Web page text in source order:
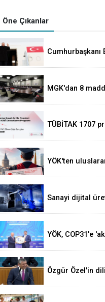
Öne Çıkanlar
Cumhurbaşkanı
MGK'dan 8
güvenlik ve
TÜBİTAK 1707
açıklandı
YÖK'ten
Süre 2 yıla kadar
Sanayi dijital
YÖK, COP31'e
Özgür Özel'in